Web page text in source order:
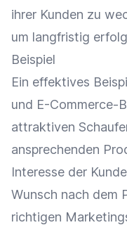
ihrer Kunden zu
um langfristig
Beispiel
Ein effektives
und E-Commerce-
attraktiven
ansprechenden
Interesse der
Wunsch nach dem
richtigen